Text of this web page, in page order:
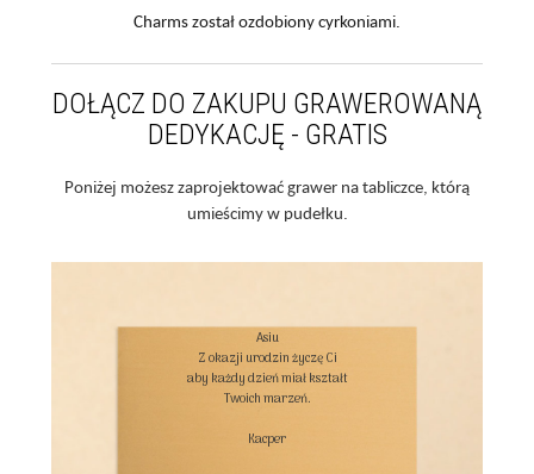
Charms został ozdobiony cyrkoniami.
DOŁĄCZ DO ZAKUPU GRAWEROWANĄ
DEDYKACJĘ - GRATIS
Poniżej możesz zaprojektować grawer na tabliczce, którą
umieścimy w pudełku.
Asiu
Z okazji urodzin życzę Ci
aby każdy dzień miał kształt
Twoich marzeń.
Kacper